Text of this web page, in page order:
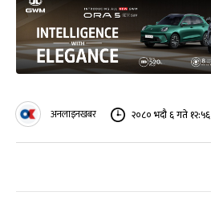
अनलाइनखबर २०८० भदौ ६ गते १२:५६